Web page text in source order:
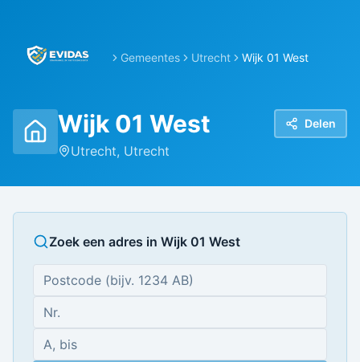
Gemeentes Utrecht Wijk 01 West
Wijk 01 West
Utrecht, Utrecht
Delen
Zoek een adres in Wijk 01 West